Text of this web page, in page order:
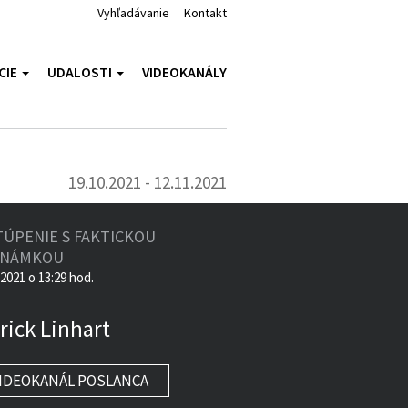
Vyhľadávanie Kontakt
UDALOSTI VIDEOKANÁLY
19.10.2021 - 12.11.2021
S FAKTICKOU
o 13:29 hod.
Linhart
POSLANCA